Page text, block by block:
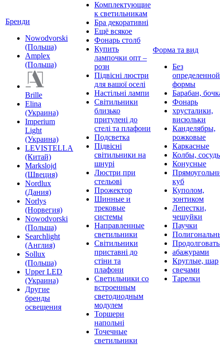
Бренди
Nowodvorski
(Польша)
Amplex
(Польша)
Brille
Elina
(Украина)
Imperium
Light
(Украина)
LEVISTELLA
(Китай)
Markslojd
(Швеция)
Nordlux
(Дания)
Norlys
(Норвегия)
Nowodvorski
(Польша)
Searchlight
(Англия)
Sollux
(Польша)
Upper LED
(Украина)
Другие
бренды
освещения
Комплектующие
к светильникам
Бра декоративні
Ещё всякое
Фонарь столб
Купить
лампочки опт –
розн
Підвісні люстри
для вашої оселі
Настільні лампи
Світильники
близько
притулені до
стелі та плафони
Подсветка
Підвісні
світильники на
шнурі
Люстри при
стельові
Прожектор
Шинные и
трековые
системы
Направленные
светильники
Світильники
приставні до
стіни та
плафони
Светильники со
встроенным
светодиодным
модулем
Торшери
напольні
Точечные
светильники
Форма та вид
Без
определенной
формы
Барабан,
Фонарь
хрусталики,
висюльки
Канделябры,
рожковые
Каркасные
Колбы,
Конусные
куб
Куполом,
зонтиком
Лепестки,
чешуйки
Паучки
абажурами
Круглые, шар
свечами
Тарелки